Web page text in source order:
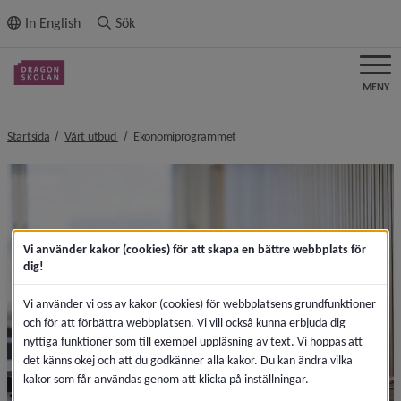
innehållet
In English Sök
MENY
Startsida Vårt utbud nivå i brödsmulenavigeringen
Ekonomiprogrammetnivå i brödsmulenavigeringen
Vi använder kakor (cookies) för att skapa en bättre webbplats för
dig!
Vi använder vi oss av kakor (cookies) för webbplatsens grundfunktioner
och för att förbättra webbplatsen. Vi vill också kunna erbjuda dig
nyttiga funktioner som till exempel uppläsning av text. Vi hoppas att
det känns okej och att du godkänner alla kakor. Du kan ändra vilka
kakor som får användas genom att klicka på inställningar.